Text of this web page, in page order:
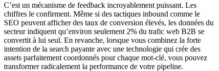
C’est un mécanisme de feedback incroyablement puissant. Les
chiffres le confirment. Même si des tactiques inbound comme le
SEO peuvent afficher des taux de conversion élevés, les données du
secteur indiquent qu’environ seulement 2% du trafic web B2B se
convertit à lui seul. En revanche, lorsque vous combinez la forte
intention de la search payante avec une technologie qui crée des
assets parfaitement coordonnés pour chaque mot-clé, vous pouvez
transformer radicalement la performance de votre pipeline.